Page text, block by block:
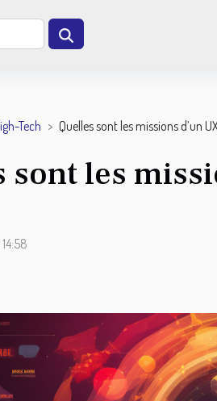
Tech Quelles sont les missions d’un
sont les